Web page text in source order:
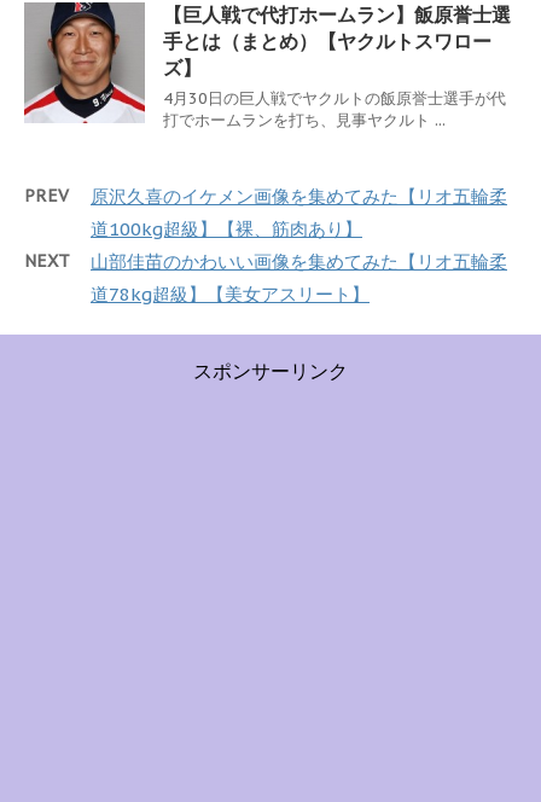
【巨人戦で代打ホームラン】飯原誉士選
手とは（まとめ）【ヤクルトスワロー
ズ】
4月30日の巨人戦でヤクルトの飯原誉士選手が代
打でホームランを打ち、見事ヤクルト ...
PREV
原沢久喜のイケメン画像を集めてみた【リオ五輪柔
道100kg超級】【裸、筋肉あり】
NEXT
山部佳苗のかわいい画像を集めてみた【リオ五輪柔
道78kg超級】【美女アスリート】
スポンサーリンク